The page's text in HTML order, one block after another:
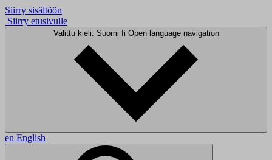
Siirry sisältöön
Siirry etusivulle
Valittu kieli: Suomi fi Open language navigation
en English